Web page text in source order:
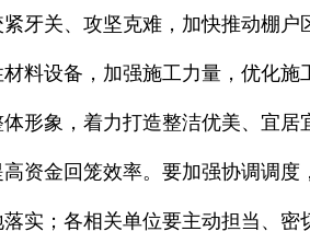
牙关、攻坚克难，加快推动棚
料设备，加强施工力量，优化
形象，着力打造整洁优美、宜
资金回笼效率。要加强协调调
实；各相关单位要主动担当、密